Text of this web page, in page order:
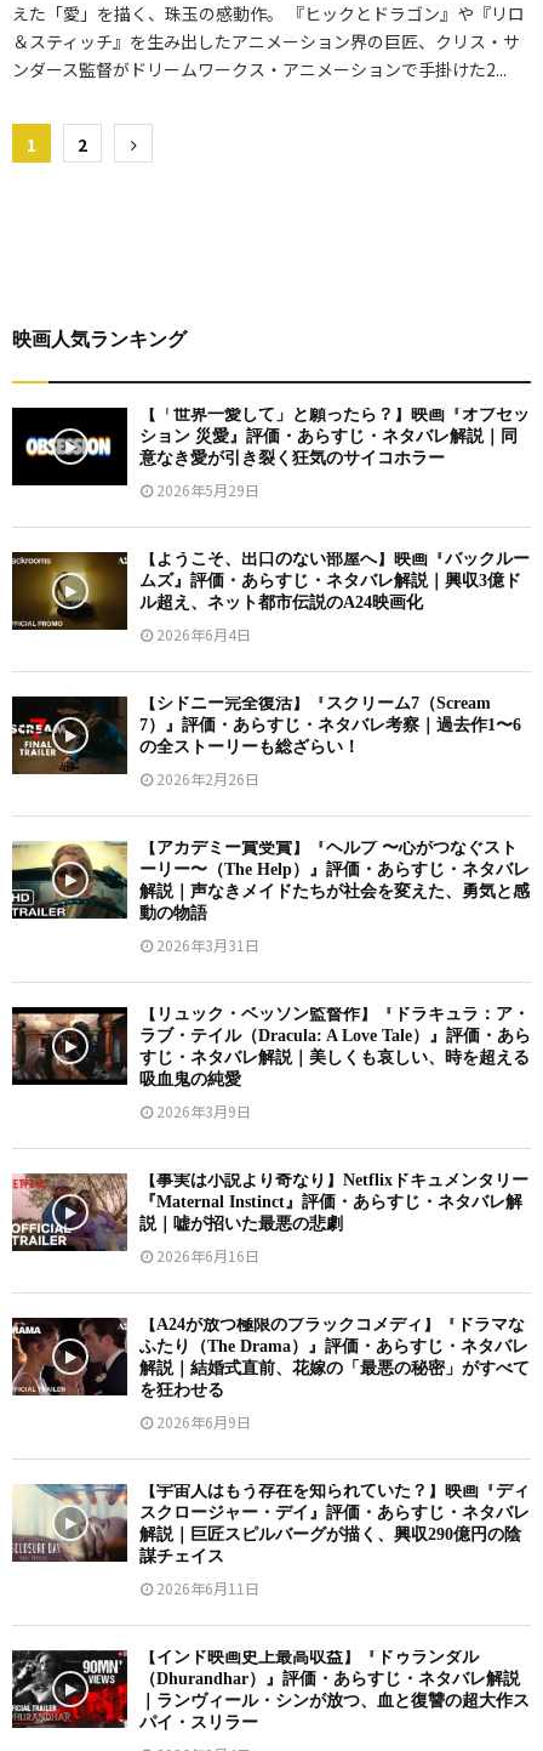
えた「愛」を描く、珠玉の感動作。 『ヒックとドラゴン』や『リロ
＆スティッチ』を生み出したアニメーション界の巨匠、クリス・サ
ンダース監督がドリームワークス・アニメーションで手掛けた2...
投
ー
送
り
1 2
映画人気ランキング
【「世界一愛して」と願ったら？】映画『オブセッ
ション 災愛』評価・あらすじ・ネタバレ解説｜同
意なき愛が引き裂く狂気のサイコホラー
2026年5月29日
【ようこそ、出口のない部屋へ】映画『バックルー
ムズ』評価・あらすじ・ネタバレ解説｜興収3億ド
ル超え、ネット都市伝説のA24映画化
2026年6月4日
【シドニー完全復活】『スクリーム7（Scream
7）』評価・あらすじ・ネタバレ考察｜過去作1〜6
の全ストーリーも総ざらい！
2026年2月26日
【アカデミー賞受賞】『ヘルプ 〜心がつなぐスト
ーリー〜（The Help）』評価・あらすじ・ネタバレ
解説｜声なきメイドたちが社会を変えた、勇気と感
動の物語
2026年3月31日
【リュック・ベッソン監督作】『ドラキュラ：ア・
ラブ・テイル（Dracula: A Love Tale）』評価・あら
すじ・ネタバレ解説｜美しくも哀しい、時を超える
吸血鬼の純愛
2026年3月9日
【事実は小説より奇なり】Netflixドキュメンタリー
『Maternal Instinct』評価・あらすじ・ネタバレ解
説｜嘘が招いた最悪の悲劇
2026年6月16日
【A24が放つ極限のブラックコメディ】『ドラマな
ふたり（The Drama）』評価・あらすじ・ネタバレ
解説｜結婚式直前、花嫁の「最悪の秘密」がすべて
を狂わせる
2026年6月9日
【宇宙人はもう存在を知られていた？】映画『ディ
スクロージャー・デイ』評価・あらすじ・ネタバレ
解説｜巨匠スピルバーグが描く、興収290億円の陰
謀チェイス
2026年6月11日
【インド映画史上最高収益】『ドゥランダル
（Dhurandhar）』評価・あらすじ・ネタバレ解説
｜ランヴィール・シンが放つ、血と復讐の超大作ス
パイ・スリラー